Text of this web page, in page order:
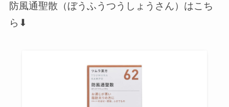
防風通聖散（ぼうふうつうしょうさん）はこち
ら⬇︎